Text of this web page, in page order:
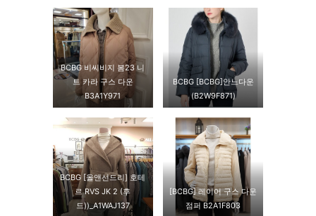
BCBG 비씨비지 봄23 니
트 카라 구스 다운
B3A1Y971
BCBG [BCBG]안느다운
(B2W9F871)
BCBG [올앤선드리] 호테
르 RVS JK 2 (후
드))_A1WAJ137
[BCBG] 레이어 구스 다운
점퍼 B2A1F803